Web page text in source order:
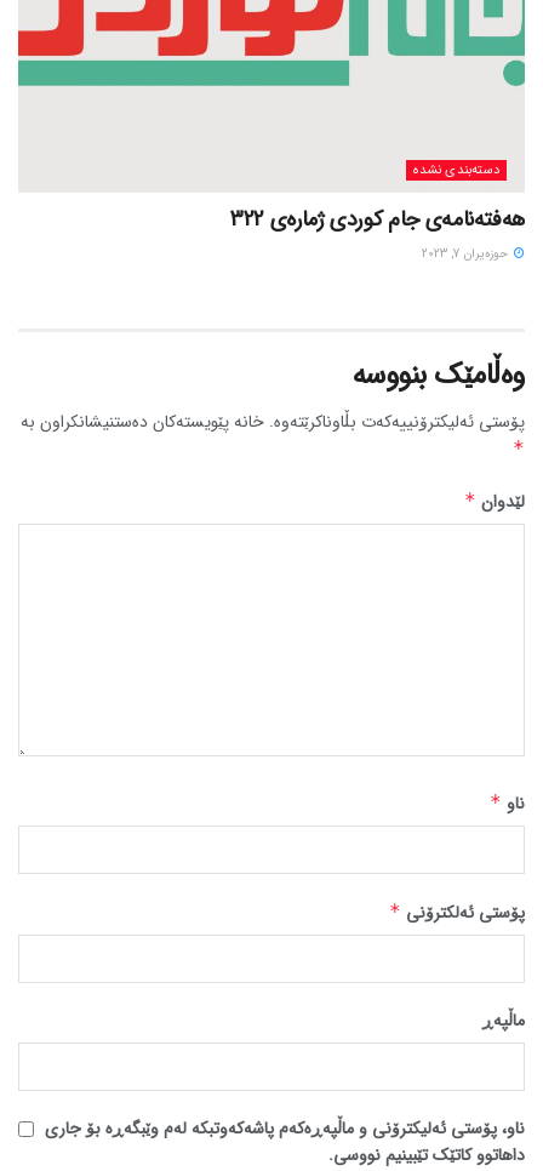
دسته‌بندی نشده
هەفتەنامەی جام کوردی ژمارەی 322
حوزه‌یران 7, 2023
وەڵامێک بنووسە
پۆستی ئەلیکترۆنییەکەت بڵاوناکرێتەوە. خانە پێویستەکان دەستنیشانکراون بە
*
لێدوان *
ناو *
پۆستی ئەلکترۆنی *
ماڵپه‌ڕ
ناو، پۆستی ئەلیکترۆنی و ماڵپەڕەکەم پاشەکەوتبکە لەم وێبگەڕە بۆ جاری
داهاتوو کاتێک تێبینیم نووسی.